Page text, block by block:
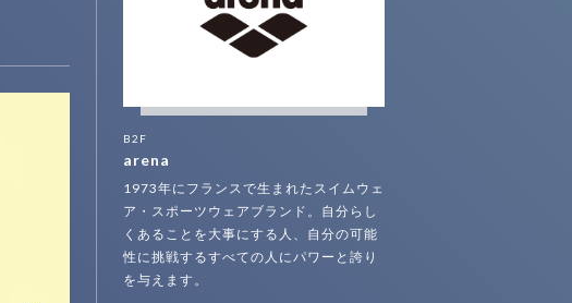
B2F
arena
1973年にフランスで生まれたスイムウェ
ア・スポーツウェアブランド。自分らし
くあることを大事にする人、自分の可能
性に挑戦するすべての人にパワーと誇り
を与えます。